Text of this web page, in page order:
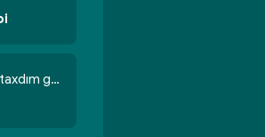
Saatı qoluma taxdım göyün üzünə qalxdım